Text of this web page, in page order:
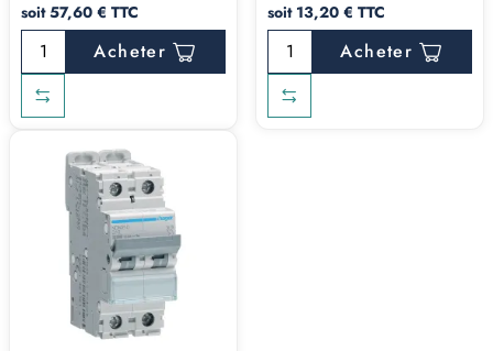
soit 57,60 € TTC
Acheter
soit 13,20 € TTC
Acheter